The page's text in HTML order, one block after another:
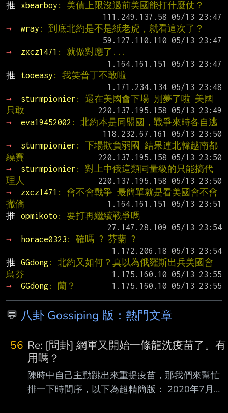
推
xbearboy : 美債上限沒過前美國能打什麼仗？
→
wray : 到底北約是不是紙老虎，就看這次了？
→
zxcz1471 : 就做對應了...
推
tooeasy : 我笑普丁不敢啦
→
sturmpionier : 還在美國會下場 別夢了啦 美國
只敢
→
eva19452002 : 北約本是同盟國，戰爭來時各自逃
→
sturmpionier : 下場欺負弱國 結果連北韓越南都
繞賽
→
sturmpionier : 對上中俄這類同量級的只能搞代
理人
→
zxcz1471 : 會不會戰爭 最簡單就是看美國會不會
撤僑
推
opmikoto : 要打再繼續戰爭嗎
→
horace0323 : 確嗎 ? 芬蘭 ?
推
GGdong: 北約又如何？真以為俄羅斯出兵美國會
鳥芬
→
GGdong: 蘭？
💬 八卦 Gossiping 版：熱門文章
56 Re: [問卦] 網軍又開始一條龍洗疫苗了。有
用嗎？
陳時中自己主動跳出來重提疫苗，那我們來幫忙
排一下時間序，以下為超精簡版： 2020年7月，